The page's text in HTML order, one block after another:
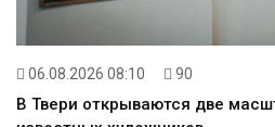
06.08.2026 08:10 90
В Твери открываются две